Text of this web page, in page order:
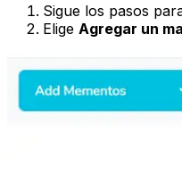
Sigue los pasos
Elige Agregar un